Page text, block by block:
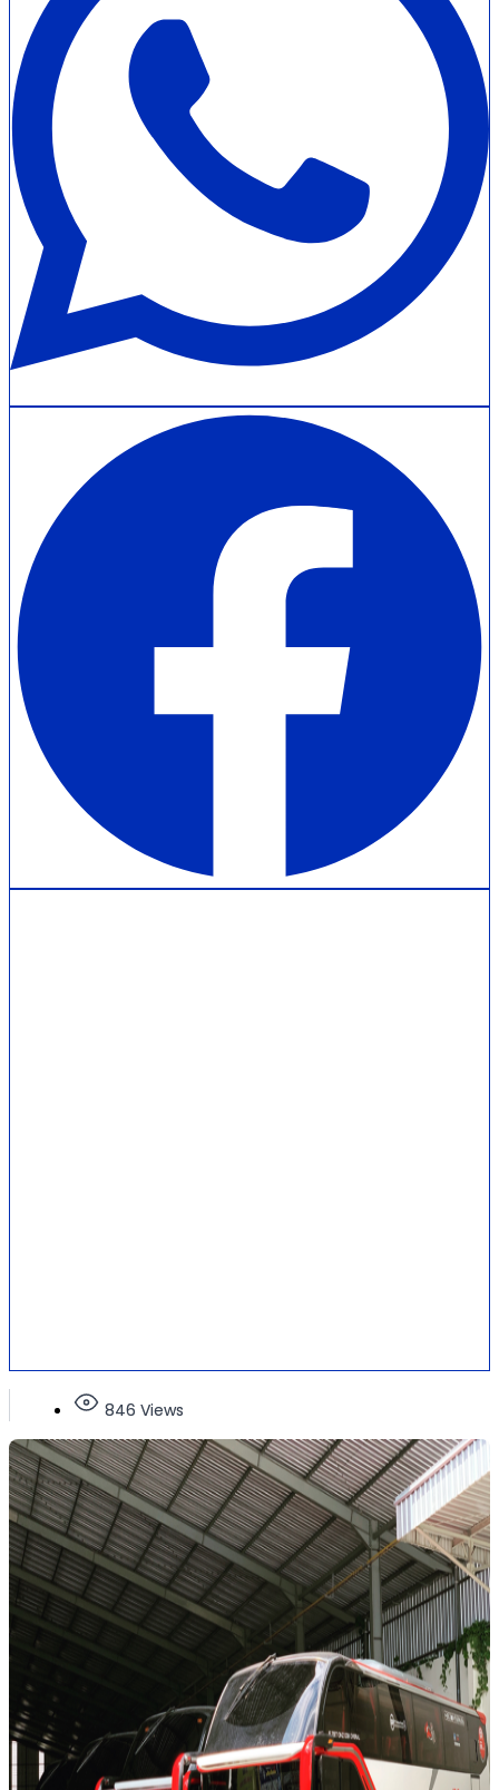
846 Views